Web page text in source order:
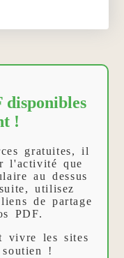
disponibles
!
gratuites, il
l'activité que
au dessus
utilisez
de partage
PDF.
vivre les sites
!